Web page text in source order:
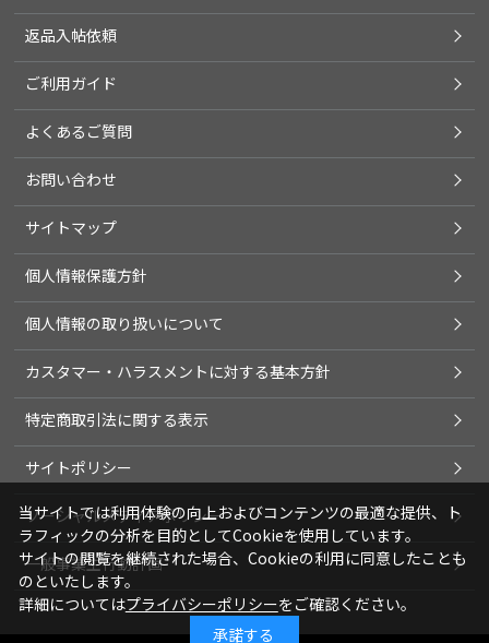
返品入帖依頼
ご利用ガイド
よくあるご質問
お問い合わせ
サイトマップ
個人情報保護方針
個人情報の取り扱いについて
カスタマー・ハラスメントに対する基本方針
特定商取引法に関する表示
サイトポリシー
ソーシャルメディアポリシー
一般事業主行動計画
当サイトでは利用体験の向上およびコンテンツの最適な提供、ト
ラフィックの分析を目的としてCookieを使用しています。
サイトの閲覧を継続された場合、Cookieの利用に同意したことも
のといたします。
詳細についてはプライバシーポリシーをご確認ください。
承諾する